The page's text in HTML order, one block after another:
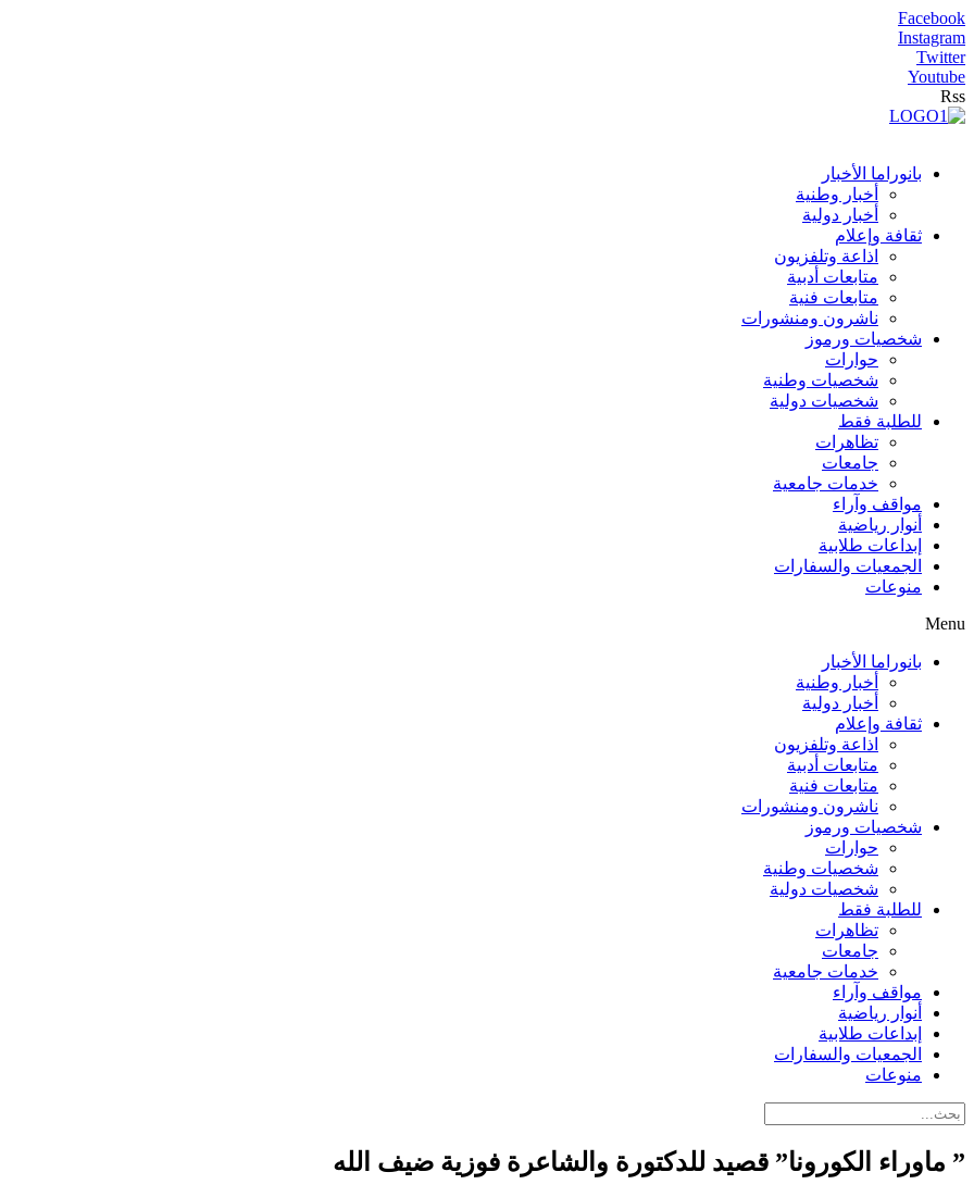
Facebook
Instagram
Twitter
Youtube
Rss
بانوراما الأخبار
أخبار وطنية
أخبار دولية
ثقافة وإعلام
اذاعة وتلفزيون
متابعات أدبية
متابعات فنية
ناشرون ومنشورات
شخصيات ورموز
حوارات
شخصيات وطنية
شخصيات دولية
للطلبة فقط
تظاهرات
جامعات
خدمات جامعية
مواقف وآراء
أنوار رياضية
إبداعات طلابية
الجمعيات والسفارات
منوعات
Menu
بانوراما الأخبار
أخبار وطنية
أخبار دولية
ثقافة وإعلام
اذاعة وتلفزيون
متابعات أدبية
متابعات فنية
ناشرون ومنشورات
شخصيات ورموز
حوارات
شخصيات وطنية
شخصيات دولية
للطلبة فقط
تظاهرات
جامعات
خدمات جامعية
مواقف وآراء
أنوار رياضية
إبداعات طلابية
الجمعيات والسفارات
منوعات
” ماوراء الكورونا” قصيد للدكتورة والشاعرة فوزية ضيف الله